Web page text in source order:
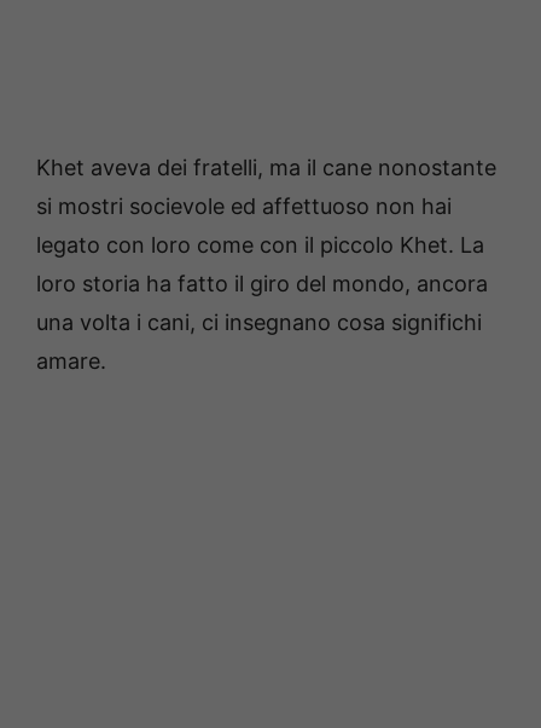
Khet aveva dei fratelli, ma il cane nonostante
si mostri socievole ed affettuoso non hai
legato con loro come con il piccolo Khet. La
loro storia ha fatto il giro del mondo, ancora
una volta i cani, ci insegnano cosa significhi
amare.